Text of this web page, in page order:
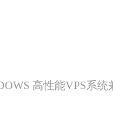
高性能VPS系统